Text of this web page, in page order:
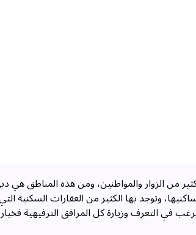
من الزوار والمواطنين، ومن هذه المناطق هي
وتوجد بها الكثير من العقارات
في التعرف وزيارة كل المرافق الترفيهية